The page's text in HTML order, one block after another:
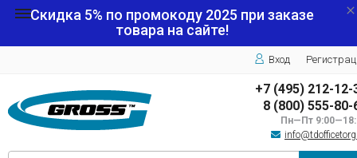
Скидка 5% по промокоду 2025 при заказе
товара на сайте!
Вход
+7 (495) 212-12-
8 (800) 555-80-
Пн—Пт